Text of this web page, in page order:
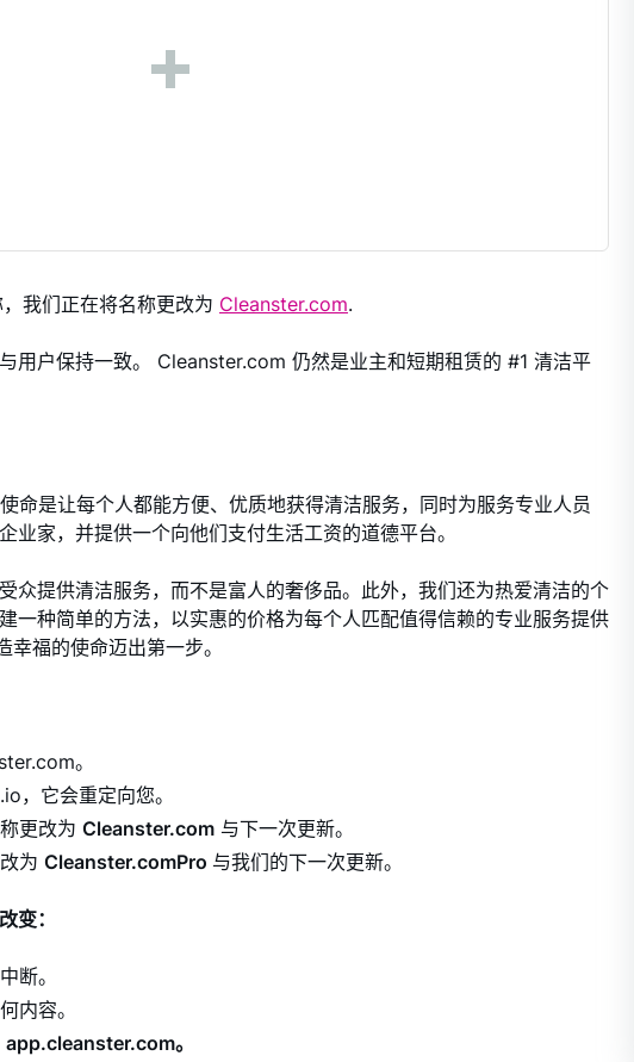
我们正在将名称更改为 Cleanster.com.
用户保持一致。 Cleanster.com 仍然是业主和短期租赁的 #1 清洁平
命是让每个人都能方便、优质地获得清洁服务，同时为服务专业人员
业家，并提供一个向他们支付生活工资的道德平台。
众提供清洁服务，而不是富人的奢侈品。此外，我们还为热爱清洁的个
一种简单的方法，以实惠的价格为每个人匹配值得信赖的专业服务提供
幸福的使命迈出第一步。
。
，它会重定向您。
更改为 Cleanster.com 与下一次更新。
为 Cleanster.comPro 与我们的下一次更新。
变：
断。
内容。
app.cleanster.com。